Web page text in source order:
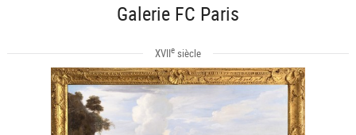
Galerie FC Paris
XVIIesiècle